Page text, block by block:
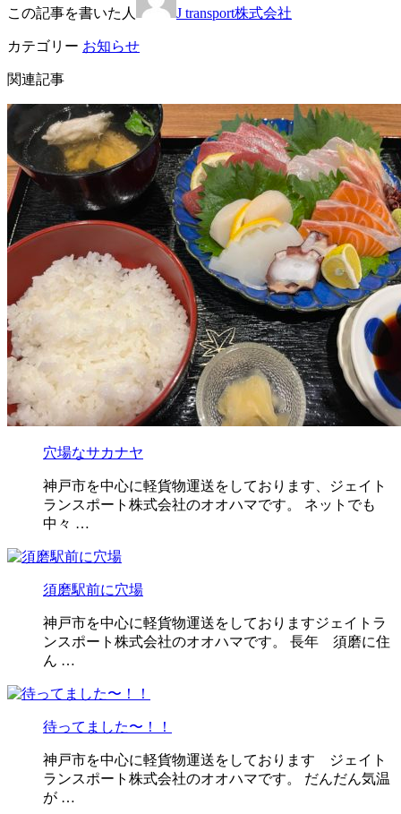
この記事を書いた人 J transport株式会社
カテゴリー お知らせ
関連記事
穴場なサカナヤ
神戸市を中心に軽貨物運送をしております、ジェイト
ランスポート株式会社のオオハマです。 ネットでも
中々 …
須磨駅前に穴場
神戸市を中心に軽貨物運送をしておりますジェイトラ
ンスポート株式会社のオオハマです。 長年 須磨に住
ん …
待ってました〜！！
神戸市を中心に軽貨物運送をしております ジェイト
ランスポート株式会社のオオハマです。 だんだん気温
が …